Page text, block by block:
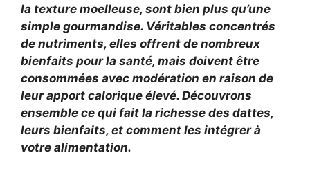
la texture moelleuse, sont bien plus qu’une
simple gourmandise. Véritables concentrés
de nutriments, elles offrent de nombreux
bienfaits pour la santé, mais doivent être
consommées avec modération en raison de
leur apport calorique élevé. Découvrons
ensemble ce qui fait la richesse des dattes,
leurs bienfaits, et comment les intégrer à
votre alimentation.